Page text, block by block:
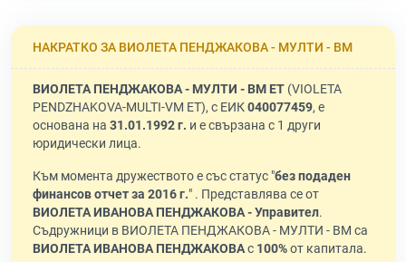
НАКРАТКО ЗА ВИОЛЕТА ПЕНДЖАКОВА - МУЛТИ - ВМ
ВИОЛЕТА ПЕНДЖАКОВА - МУЛТИ - ВМ ЕТ (VIOLETA
PENDZHAKOVA-MULTI-VM ET), с ЕИК040077459, е
основана на 31.01.1992 г. и е свързана с 1 други
юридически лица.
Към момента дружеството е със статус "без подаден
финансов отчет за 2016 г." . Представлява се от
ВИОЛЕТА ИВАНОВА ПЕНДЖАКОВА - Управител.
Съдружници в ВИОЛЕТА ПЕНДЖАКОВА - МУЛТИ - ВМ са
ВИОЛЕТА ИВАНОВА ПЕНДЖАКОВАс 100%от капитала.